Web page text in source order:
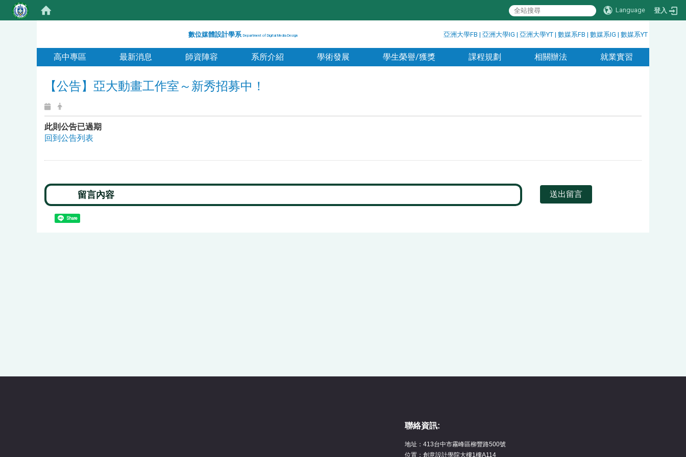
Language 登入
數位媒體設計學系 Department of Digital Media Design 亞洲大學FB | 亞洲大學IG | 亞洲大學YT | 數媒系FB | 數媒系IG | 數媒系YT
高中專區 最新消息 師資陣容 系所介紹 學術發展 學生榮譽/獲獎 課程規劃 相關辦法 就業實習
【公告】亞大動畫工作室～新秀招募中！
此則公告已過期
回到公告列表
送出留言
Share
聯絡資訊:
地址：413台中市霧峰區柳豐路500號
位置：創意設計學院大樓1樓A114